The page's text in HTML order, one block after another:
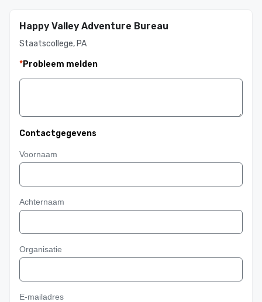
Happy Valley Adventure Bureau
Staatscollege, PA
*Probleem melden
Contactgegevens
Voornaam
Achternaam
Organisatie
E-mailadres